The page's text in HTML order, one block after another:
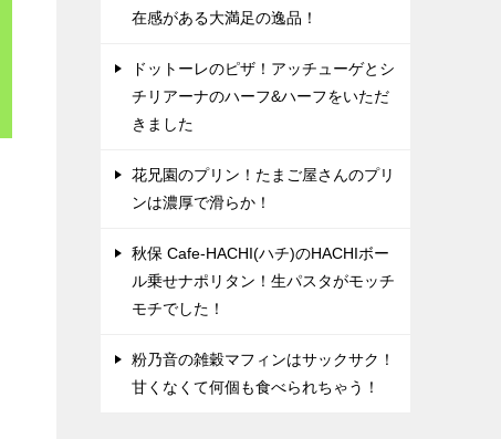
在感がある大満足の逸品！
ドットーレのピザ！アッチューゲとシ
チリアーナのハーフ&ハーフをいただ
きました
花兄園のプリン！たまご屋さんのプリ
ンは濃厚で滑らか！
秋保 Cafe-HACHI(ハチ)のHACHIボー
ル乗せナポリタン！生パスタがモッチ
モチでした！
粉乃音の雑穀マフィンはサックサク！
甘くなくて何個も食べられちゃう！